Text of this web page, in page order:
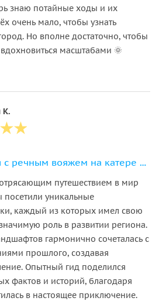
знаю потайные ходы и их
очень мало, чтобы узнать
Но вполне достаточно, чтобы
масштабами 🌞
К.
Вечерняя экскурсия с речным вояжем на катере и дегустацией вина
путешествием в мир
уникальные
каждый из которых имел свою
роль в развитии региона.
гармонично сочеталась с
прошлого, создавая
Опытный гид поделился
фактов и историй, благодаря
в настоящее приключение.